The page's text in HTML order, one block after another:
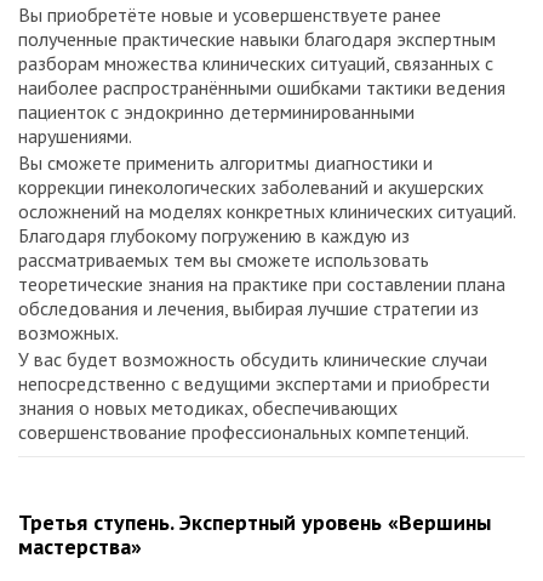
Вы приобретёте новые и усовершенствуете ранее
полученные практические навыки благодаря экспертным
разборам множества клинических ситуаций, связанных с
наиболее распространёнными ошибками тактики ведения
пациенток с эндокринно детерминированными
нарушениями.
Вы сможете применить алгоритмы диагностики и
коррекции гинекологических заболеваний и акушерских
осложнений на моделях конкретных клинических ситуаций.
Благодаря глубокому погружению в каждую из
рассматриваемых тем вы сможете использовать
теоретические знания на практике при составлении плана
обследования и лечения, выбирая лучшие стратегии из
возможных.
У вас будет возможность обсудить клинические случаи
непосредственно с ведущими экспертами и приобрести
знания о новых методиках, обеспечивающих
совершенствование профессиональных компетенций.
Третья ступень. Экспертный уровень «Вершины
мастерства»